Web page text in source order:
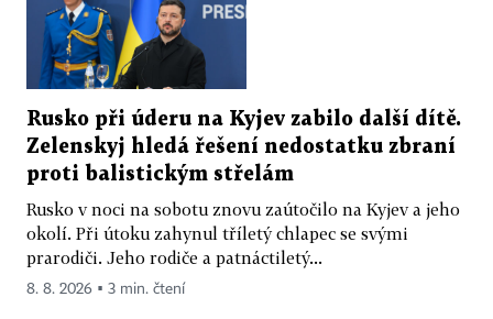
Rusko při úderu na Kyjev zabilo další dítě.
Zelenskyj hledá řešení nedostatku zbraní
proti balistickým střelám
Rusko v noci na sobotu znovu zaútočilo na Kyjev a jeho
okolí. Při útoku zahynul tříletý chlapec se svými
prarodiči. Jeho rodiče a patnáctiletý...
8. 8. 2026 ▪ 3 min. čtení